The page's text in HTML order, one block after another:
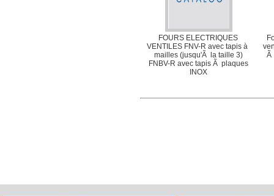
FOURS ELECTRIQUES
VENTILES FNV-R avec tapis à
mailles (jusqu'Ã la taille 3)
FNBV-R avec tapis Ã plaques
INOX
Ã